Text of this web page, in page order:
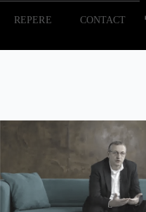
REPERE CONTACT